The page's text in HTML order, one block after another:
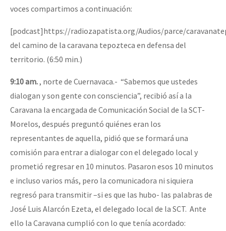
voces compartimos a continuación:
[podcast]https://radiozapatista.org/Audios/parce/
del camino de la caravana tepozteca en defensa del
territorio. (6:50 min.)
9:10 am. , norte de Cuernavaca.- “Sabemos que ustedes
dialogan y son gente con consciencia”, recibió así a la
Caravana la encargada de Comunicación Social de la SCT-
Morelos, después preguntó quiénes eran los
representantes de aquella, pidió que se formará una
comisión para entrar a dialogar con el delegado local y
prometió regresar en 10 minutos. Pasaron esos 10 minutos
e incluso varios más, pero la comunicadora ni siquiera
regresó para transmitir –si es que las hubo- las palabras de
José Luis Alarcón Ezeta, el delegado local de la SCT. Ante
ello la Caravana cumplió con lo que tenía acordado: